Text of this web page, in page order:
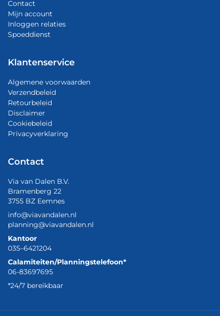
Contact
Mijn account
Inloggen relaties
Spoeddienst
Klantenservice
Algemene voorwaarden
Verzendbeleid
Retourbeleid
Disclaimer
Cookiebeleid
Privacyverklaring
Contact
Via van Dalen B.V.
Bramenberg 22
3755 BZ Eemnes
info@viavandalen.nl
planning@viavandalen.nl
Kantoor
035–6421204
Calamiteiten/Planningstelefoon*
06-83697695
*24/7 bereikbaar